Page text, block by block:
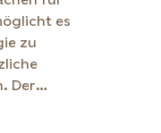
es
zu
Der